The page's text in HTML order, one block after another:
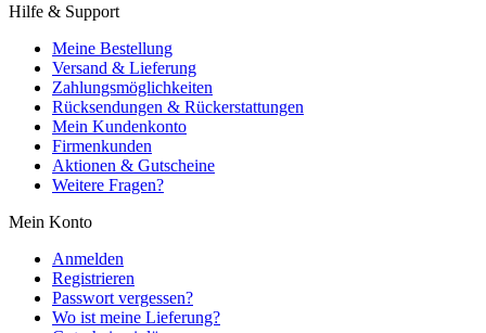
Hilfe & Support
Meine Bestellung
Versand & Lieferung
Zahlungsmöglichkeiten
Rücksendungen & Rückerstattungen
Mein Kundenkonto
Firmenkunden
Aktionen & Gutscheine
Weitere Fragen?
Mein Konto
Anmelden
Registrieren
Passwort vergessen?
Wo ist meine Lieferung?